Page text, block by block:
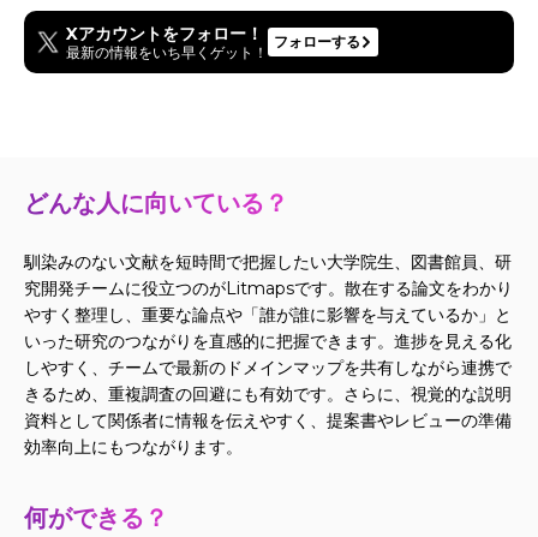
Xアカウントをフォロー！
最新の情報をいち早くゲット！
フォローする
どんな人に向いている？
馴染みのない文献を短時間で把握したい大学院生、図書館員、研
究開発チームに役立つのがLitmapsです。散在する論文をわかり
やすく整理し、重要な論点や「誰が誰に影響を与えているか」と
いった研究のつながりを直感的に把握できます。進捗を見える化
しやすく、チームで最新のドメインマップを共有しながら連携で
きるため、重複調査の回避にも有効です。さらに、視覚的な説明
資料として関係者に情報を伝えやすく、提案書やレビューの準備
効率向上にもつながります。
何ができる？